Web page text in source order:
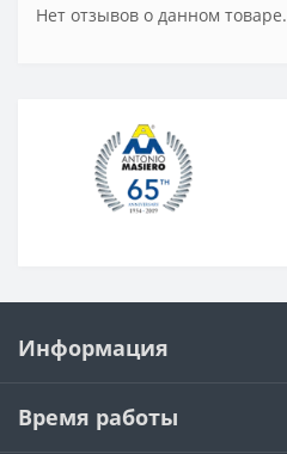
Нет отзывов о данном товаре.
Информация
Время работы